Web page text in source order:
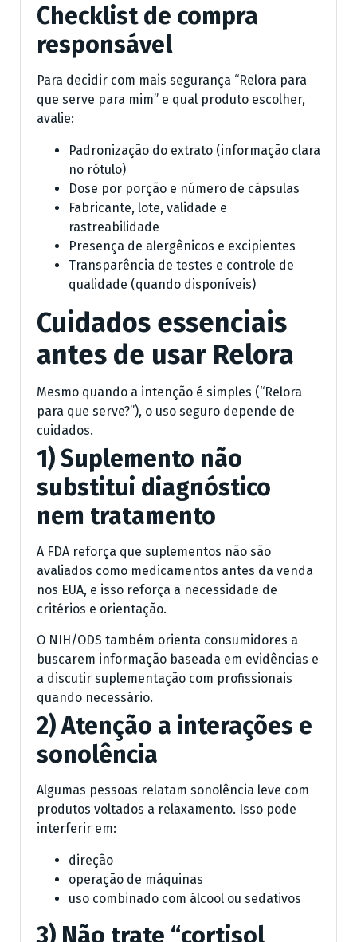
Checklist de compra
responsável
Para decidir com mais segurança “Relora para
que serve para mim” e qual produto escolher,
avalie:
Padronização do extrato (informação clara
no rótulo)
Dose por porção e número de cápsulas
Fabricante, lote, validade e
rastreabilidade
Presença de alergênicos e excipientes
Transparência de testes e controle de
qualidade (quando disponíveis)
Cuidados essenciais
antes de usar Relora
Mesmo quando a intenção é simples (“Relora
para que serve?”), o uso seguro depende de
cuidados.
1) Suplemento não
substitui diagnóstico
nem tratamento
A FDA reforça que suplementos não são
avaliados como medicamentos antes da venda
nos EUA, e isso reforça a necessidade de
critérios e orientação.
O NIH/ODS também orienta consumidores a
buscarem informação baseada em evidências e
a discutir suplementação com profissionais
quando necessário.
2) Atenção a interações e
sonolência
Algumas pessoas relatam sonolência leve com
produtos voltados a relaxamento. Isso pode
interferir em:
direção
operação de máquinas
uso combinado com álcool ou sedativos
3) Não trate “cortisol